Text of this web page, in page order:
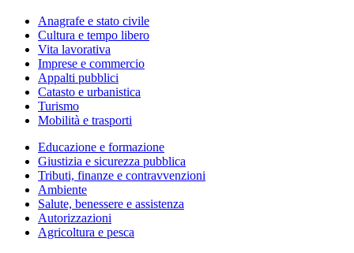
Anagrafe e stato civile
Cultura e tempo libero
Vita lavorativa
Imprese e commercio
Appalti pubblici
Catasto e urbanistica
Turismo
Mobilità e trasporti
Educazione e formazione
Giustizia e sicurezza pubblica
Tributi, finanze e contravvenzioni
Ambiente
Salute, benessere e assistenza
Autorizzazioni
Agricoltura e pesca